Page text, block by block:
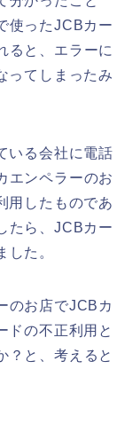
使ったJCBカー
ると、エラーに
ってしまったみ
いる会社に電話
エンペラーのお
用したものであ
たら、JCBカー
した。
のお店でJCBカ
ドの不正利用と
？と、考えると